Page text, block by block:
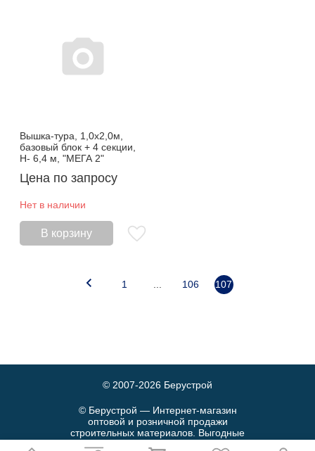
Вышка-тура, 1,0х2,0м,
базовый блок + 4 секции,
Н- 6,4 м, "МЕГА 2"
Цена по запросу
Нет в наличии
В корзину
1 106 107
© 2007-2026 Берустрой
© Берустрой — Интернет-магазин
оптовой и розничной продажи
строительных материалов. Выгодные